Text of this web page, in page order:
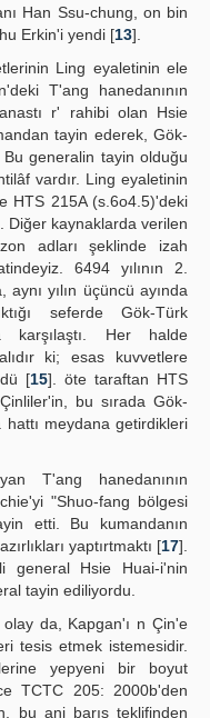
Han Ssu-chung, on bin
Erkin'i yendi [13].
Ling eyaletinin ele
T'ang hanedanının
r' rahibi olan Hsie
tayin ederek, Gök-
Bu generalin tayin olduğu
vardır. Ling eyaletinin
HTS 215A (s.6o4.5)'deki
Diğer kaynaklarda verilen
adları şeklinde izah
6494 yılının 2.
yılın üçüncü ayında
seferde Gök-Türk
karşılaştı. Her halde
ki; esas kuvvetlere
[15]. öte taraftan HTS
bu sırada Gök-
meydana getirdikleri
T'ang hanedanının
"Shuo-fang bölgesi
etti. Bu kumandanın
yaptırtmaktı [17].
general Hsie Huai-i'nin
tayin ediliyordu.
da, Kapgan'ı n Çin'e
tesis etmek istemesidir.
yepyeni bir boyut
TCTC 205: 2000b'den
bu ani barış teklifinden